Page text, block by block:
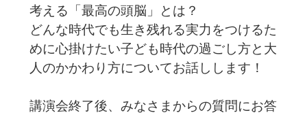
考える「最高の頭脳」とは？
どんな時代でも生き残れる実力をつけるた
めに心掛けたい子ども時代の過ごし方と大
人のかかわり方についてお話しします！
講演会終了後、みなさまからの質問にお答